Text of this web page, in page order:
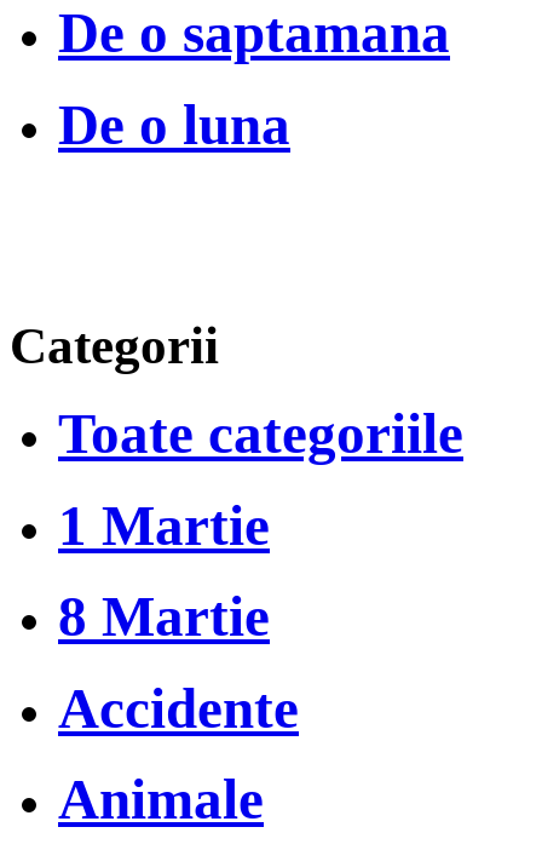
De o saptamana
De o luna
Categorii
Toate categoriile
1 Martie
8 Martie
Accidente
Animale